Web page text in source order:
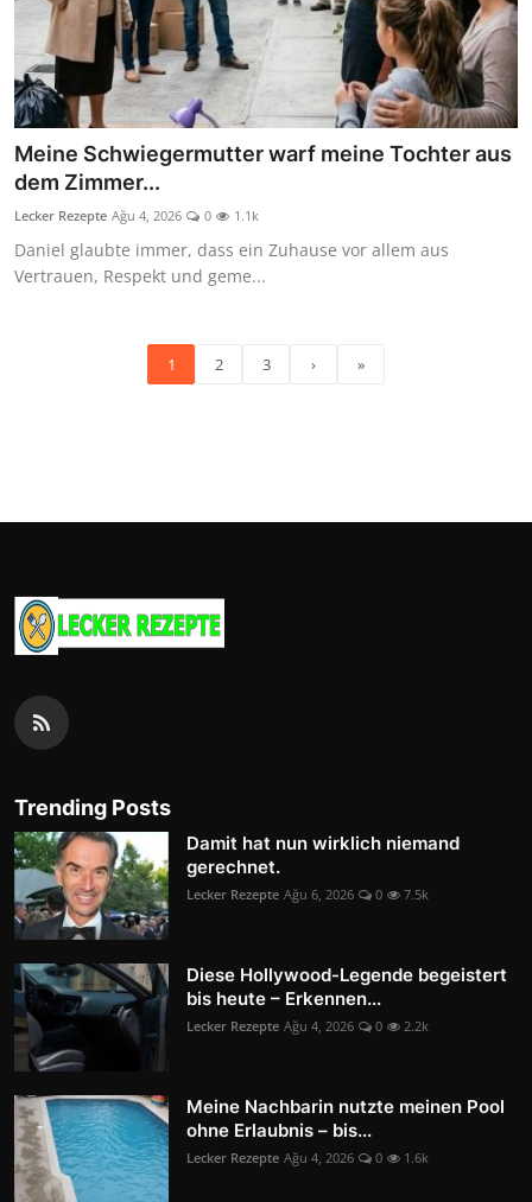
Meine Schwiegermutter warf meine Tochter aus
dem Zimmer...
Lecker Rezepte Ağu 4, 2026 0 1.1k
Daniel glaubte immer, dass ein Zuhause vor allem aus
Vertrauen, Respekt und geme...
1 2 3 › »
Trending Posts
Damit hat nun wirklich niemand
gerechnet.
Lecker Rezepte Ağu 6, 2026 0 7.5k
Diese Hollywood-Legende begeistert
bis heute – Erkennen...
Lecker Rezepte Ağu 4, 2026 0 2.2k
Meine Nachbarin nutzte meinen Pool
ohne Erlaubnis – bis...
Lecker Rezepte Ağu 4, 2026 0 1.6k